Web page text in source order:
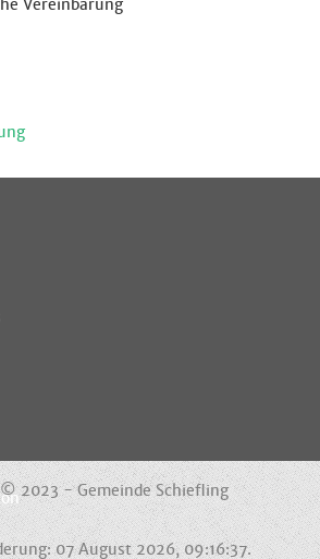
Vereinbarung
2023 - Gemeinde Schiefling
07 August 2026, 09:16:37.